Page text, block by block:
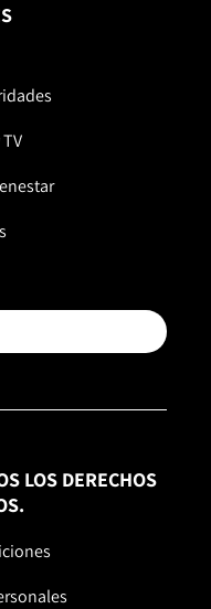
LOS DERECHOS